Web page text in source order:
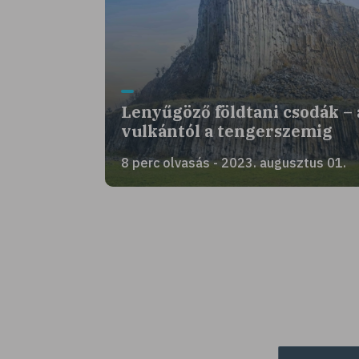
Lenyűgöző földtani csodák –
vulkántól a tengerszemig
8 perc olvasás - 2023. augusztus 01.